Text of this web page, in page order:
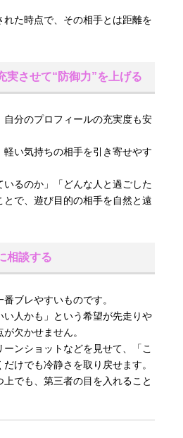
れた時点で、その相手とは距離を
させて“防御力”を上げる
自分のプロフィールの充実度も安
い気持ちの相手を引き寄せやす
いるのか」「どんな人と過ごした
とで、遊び目的の相手を自然と遠
相談する
ブレやすいものです。
い人かも」という希望が先走りや
欠かせません。
ンショットなどを見せて、「こ
けでも冷静さを取り戻せます。
でも、第三者の目を入れること